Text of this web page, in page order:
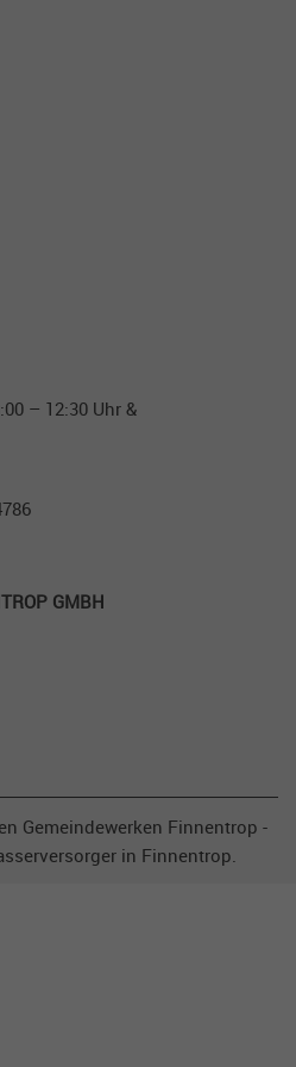
– 12:30 Uhr &
GMBH
Gemeindewerken Finnentrop -
in Finnentrop.